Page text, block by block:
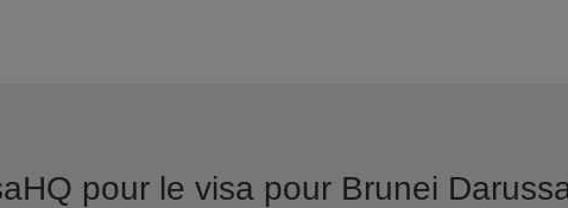
pour le visa pour Brunei